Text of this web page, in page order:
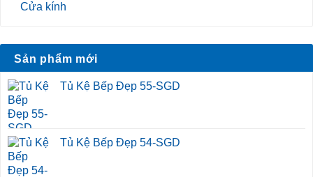
Cửa kính
Sản phẩm mới
Tủ Kệ Bếp Đẹp 55-SGD
Tủ Kệ Bếp Đẹp 54-SGD